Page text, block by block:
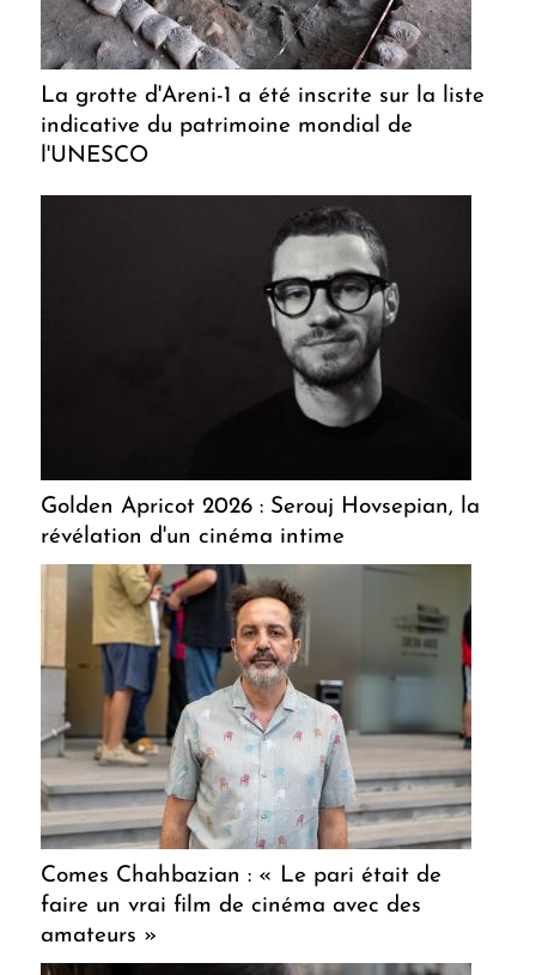
La grotte d'Areni-1 a été inscrite sur la liste
indicative du patrimoine mondial de
l'UNESCO
Golden Apricot 2026 : Serouj Hovsepian, la
révélation d'un cinéma intime
Comes Chahbazian : « Le pari était de
faire un vrai film de cinéma avec des
amateurs »